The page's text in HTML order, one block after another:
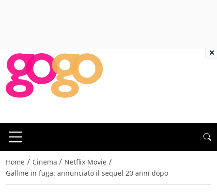
Home / Cinema / Netflix Movie /
Galline in fuga: annunciato il sequel 20 anni dopo
×